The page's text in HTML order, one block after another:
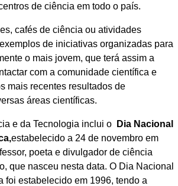
de ciência em todo o país.
cafés de ciência ou atividades
de iniciativas organizadas para
o mais jovem, que terá assim a
com a comunidade científica e
mais recentes resultados de
áreas científicas.
e da Tecnologia inclui o
Dia Nacional
estabelecido a 24 de novembro em
poeta e divulgador de ciência
que nasceu nesta data. O Dia Nacional
foi estabelecido em 1996, tendo a